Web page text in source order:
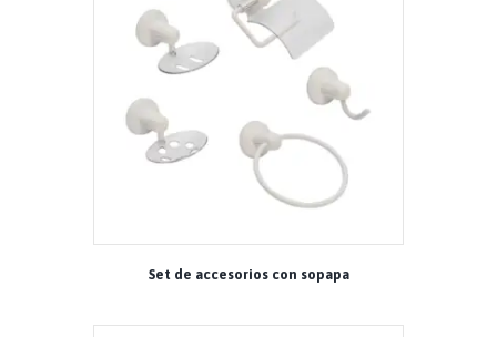
Set de accesorios con sopapa